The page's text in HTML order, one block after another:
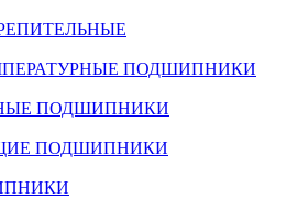
ПОДШИПНИКИ
ПОДШИПНИКИ
ПОДШИПНИКИ